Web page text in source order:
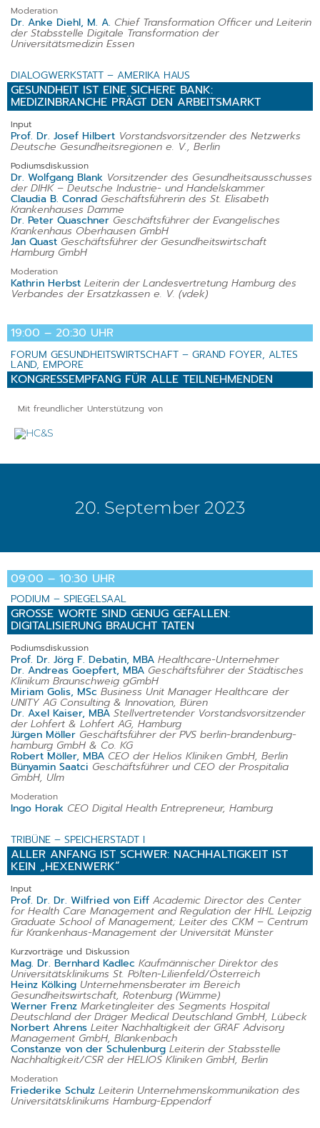
Moderation
Dr. Anke Diehl, M. A. Chief Transformation Officer und Leiterin
der Stabsstelle Digitale Transformation der
Universitätsmedizin Essen
DIALOGWERKSTATT – AMERIKA HAUS
GESUNDHEIT IST EINE SICHERE BANK:
MEDIZINBRANCHE PRÄGT DEN ARBEITSMARKT
Input
Prof. Dr. Josef Hilbert Vorstandsvorsitzender des Netzwerks
Deutsche Gesundheitsregionen e. V., Berlin
Podiumsdiskussion
Dr. Wolfgang Blank Vorsitzender des Gesundheitsausschusses
der DIHK – Deutsche Industrie- und Handelskammer
Claudia B. Conrad Geschäftsführerin des St. Elisabeth
Krankenhauses Damme
Dr. Peter Quaschner Geschäftsführer der Evangelisches
Krankenhaus Oberhausen GmbH
Jan Quast Geschäftsführer der Gesundheitswirtschaft
Hamburg GmbH
Moderation
Kathrin Herbst Leiterin der Landesvertretung Hamburg des
Verbandes der Ersatzkassen e. V. (vdek)
19:00 – 20:30 UHR
FORUM GESUNDHEITSWIRTSCHAFT – GRAND FOYER, ALTES
LAND, EMPORE
KONGRESSEMPFANG FÜR ALLE TEILNEHMENDEN
Mit freundlicher Unterstützung von
20. September 2023
09:00 – 10:30 UHR
PODIUM – SPIEGELSAAL
GROSSE WORTE SIND GENUG GEFALLEN: D
IGITALISIERUNG BRAUCHT TATEN
Podiumsdiskussion
Prof. Dr. Jörg F. Debatin, MBA Healthcare-Unternehmer
Dr. Andreas Goepfert, MBA Geschäftsführer der Städtisches
Klinikum Braunschweig gGmbH
Miriam Golis, MSc Business Unit Manager Healthcare der
UNITY AG Consulting & Innovation, Büren
Dr. Axel Kaiser, MBA Stellvertretender Vorstandsvorsitzender
der Lohfert & Lohfert AG, Hamburg
Jürgen Möller Geschäftsführer der PVS berlin-brandenburg-
hamburg GmbH & Co. KG
Robert Möller, MBA CEO der Helios Kliniken GmbH, Berlin
Bünyamin Saatci Geschäftsführer und CEO der Prospitalia
GmbH, Ulm
Moderation
Ingo Horak CEO Digital Health Entrepreneur, Hamburg
TRIBÜNE – SPEICHERSTADT I
ALLER ANFANG IST SCHWER: NACHHALTIGKEIT IST
KEIN „HEXENWERK“
Input
Prof. Dr. Dr. Wilfried von Eiff Academic Director des Center
for Health Care Management and Regulation der HHL Leipzig
Graduate School of Management; Leiter des CKM – Centrum
für Krankenhaus-Management der Universität Münster
Kurzvorträge und Diskussion
Mag. Dr. Bernhard Kadlec Kaufmännischer Direktor des
Universitätsklinikums St. Pölten-Lilienfeld/Österreich
Heinz Kölking Unternehmensberater im Bereich
Gesundheitswirtschaft, Rotenburg (Wümme)
Werner Frenz Marketingleiter des Segments Hospital
Deutschland der Dräger Medical Deutschland GmbH, Lübeck
Norbert Ahrens Leiter Nachhaltigkeit der GRAF Advisory
Management GmbH, Blankenbach
Constanze von der Schulenburg Leiterin der Stabsstelle
Nachhaltigkeit/CSR der HELIOS Kliniken GmbH, Berlin
Moderation
Friederike Schulz Leiterin Unternehmenskommunikation des
Universitätsklinikums Hamburg-Eppendorf